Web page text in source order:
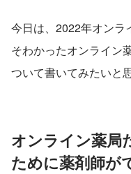
今日は、2022年オンラ
そわかったオンライン
ついて書いてみたいと
オンライン薬局
ために薬剤師が